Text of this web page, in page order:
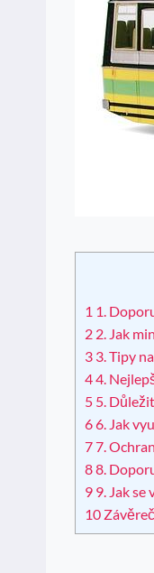
1 1.
2 2. Jak
3 3. Tipy
44.
5 5.
66. Jak
77.
88.
9 9. Jak
10